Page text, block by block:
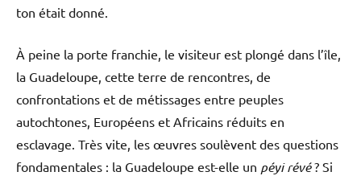
ton était donné.
À peine la porte franchie, le visiteur est plongé dans l’île,
la Guadeloupe, cette terre de rencontres, de
confrontations et de métissages entre peuples
autochtones, Européens et Africains réduits en
esclavage. Très vite, les œuvres soulèvent des questions
fondamentales : la Guadeloupe est-elle un péyi révé? Si